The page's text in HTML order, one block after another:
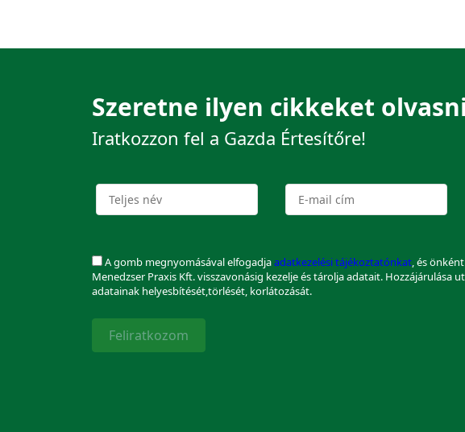
Szeretne ilyen cikkeket
Iratkozzon fel a Gazda Értesítőre!
A gomb megnyomásával elfogadjaadatkezelési tájékoztatónkat, és
Menedzser Praxis Kft. visszavonásig kezelje és tárolja adatait.
adatainak helyesbítését,törlését, korlátozását.
Feliratkozom